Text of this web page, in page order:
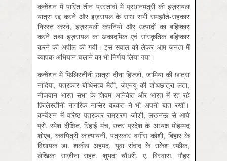
कन्वेंशन में पारित तीन प्रस्तावों में प्रधानमंत्री की इज़रायल
यात्रा रद्द करने और इज़रायल के साथ सभी समझौते-सहकार
निरस्त करने, इज़रायली कंपनियों और उत्पादों का बहिष्कार
करने तथा इज़रायल का अकादमिक एवं सांस्कृतिक बहिष्कार
करने की अपील की गयी। इस सवाल को लेकर आम जनता में
व्यापक अभियान चलाने का भी निर्णय लिया गया।
कन्वेंशन में फ़ि‍लिस्तीनी छात्रा दीना हिज्जो, जामिया की छात्रा
नादिया, पत्रकार बोधिसत्व मैती, जेएनयू की शोधछात्रा लता,
नौजवान भारत सभा के शिवम अनिकेत और भारत में रह रहे
फ़ि‍लिस्तीनी नागरिक नासिर बरकत ने भी अपनी बात रखी।
कन्वेंशन में वरिष्‍ठ पत्रकार रामशरण जोशी, लखनऊ से आये
प्रो. रमेश दीक्षित, रिहाई मंच, उत्तर प्रदेश के अध्यक्ष मोहम्‍मद
शोएब, कवयित्री कात्यायनी, पत्रकार वर्गीस कोशी, बिहार के
विधायक डा. शकील अहमद, युवा संवाद के राकेश रफ़ीक,
लेखिका साज़ीना राहत, शुभदा चौधरी, ए. बिस्वास, गौहर